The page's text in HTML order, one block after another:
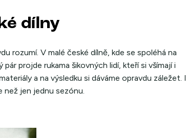
dílny
rozumí. V malé české dílně, kde se spoléhá na
projde rukama šikovných lidí, kteří si všímají i
a na výsledku si dáváme opravdu záležet. I
než jen jednu sezónu.